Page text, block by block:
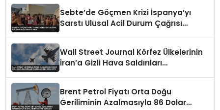
Sebte’de Göçmen Krizi İspanya’yı
Sarstı Ulusal Acil Durum Çağrısı
Wall Street Journal Körfez Ülkelerinin
İran’a Gizli Hava Saldırıları
Brent Petrol Fiyatı Orta Doğu
Geriliminin Azalmasıyla 86 Dolar